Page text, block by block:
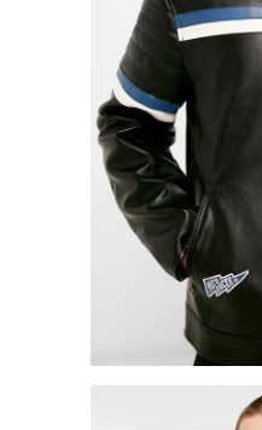
bolso
.
cartera
10. bimba lola